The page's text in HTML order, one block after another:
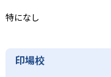
の担当生徒数を増やす
多いと緊張してしまう
特になし
印場校